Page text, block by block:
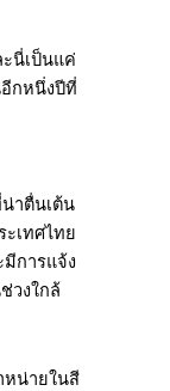
นี่เป็นแค่
อีกหนึ่งปีที่
าตื่นเต้น
เทศไทย
การแจ้ง
วงใกล้
หน่ายในสี